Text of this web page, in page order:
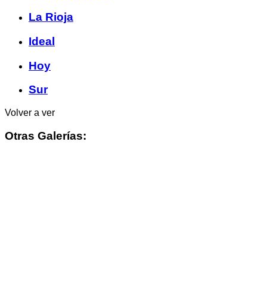
La Rioja
Ideal
Hoy
Sur
Volver a ver
Otras Galerías: